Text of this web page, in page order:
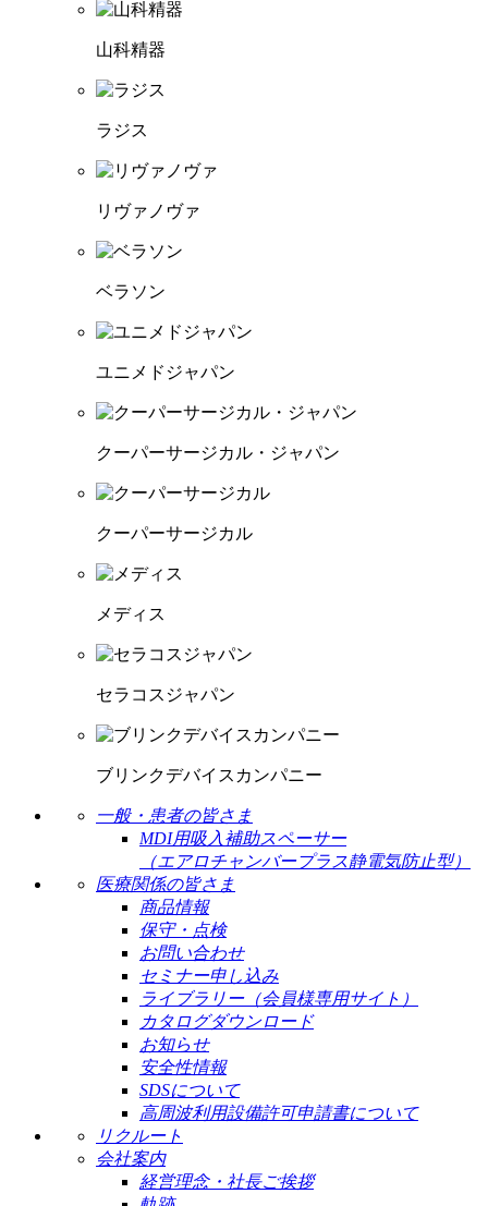
山科精器
ラジス
リヴァノヴァ
ベラソン
ユニメドジャパン
クーパーサージカル・ジャパン
クーパーサージカル
メディス
セラコスジャパン
ブリンクデバイスカンパニー
一般・患者の皆さま
MDI用吸入補助スペーサー
（エアロチャンバープラス静電気防止型）
医療関係の皆さま
商品情報
保守・点検
お問い合わせ
セミナー申し込み
ライブラリー（会員様専用サイト）
カタログダウンロード
お知らせ
安全性情報
SDSについて
高周波利用設備許可申請書について
リクルート
会社案内
経営理念・社長ご挨拶